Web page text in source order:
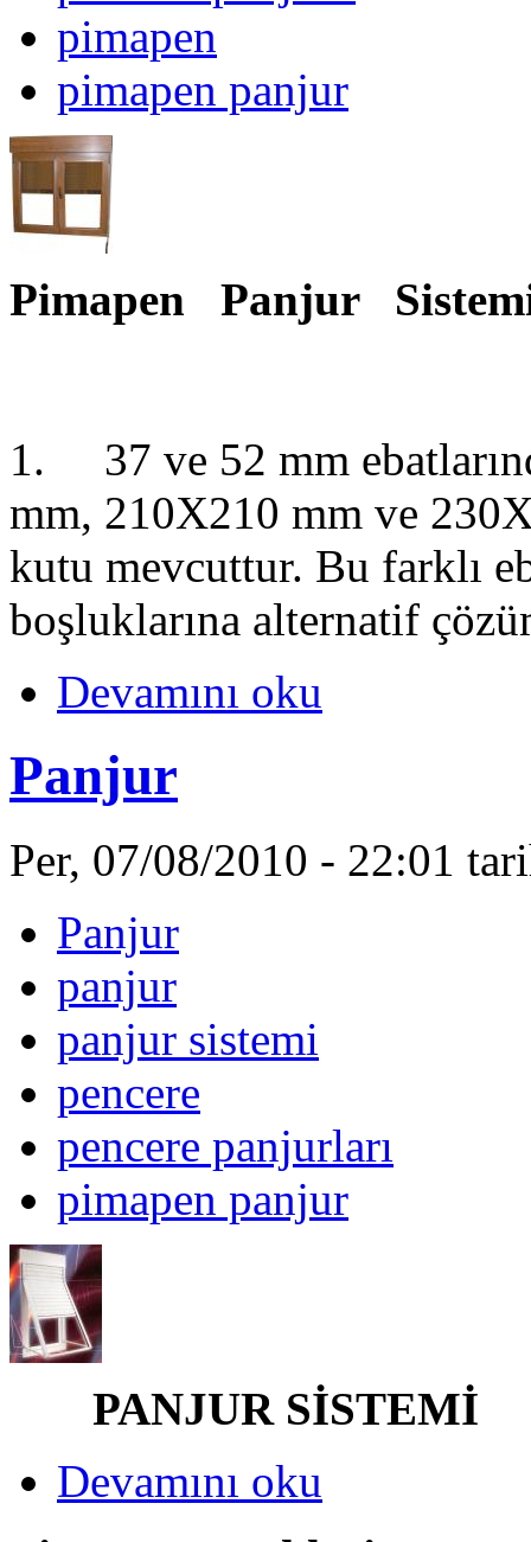
pimapen
pimapen panjur
Pimapen Panjur
1. 37 ve 52 mm
mm, 210X210 mm ve
kutu mevcuttur. Bu farklı
boşluklarına alternatif
Devamını oku
Panjur
Per, 07/08/2010 - 22:01
Panjur
panjur
panjur sistemi
pencere
pencere panjurları
pimapen panjur
PANJUR SİSTEMİ
Devamını oku